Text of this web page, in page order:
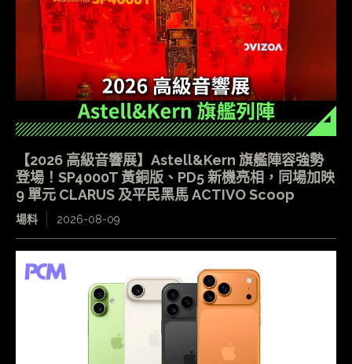
【2026 高級音響展】Astell&Kern 旗艦陣容強勢
登場！SP4000T 黃銅版、PD5 新機亮相，同場加映
9 單元 CLARUS 及平民黑馬 ACTIVO Scoop
場料 2026-08-09